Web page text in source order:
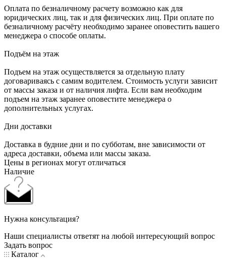
Оплата по безналичному расчету возможно как для
юридических лиц, так и для физических лиц. При оплате по
безналичному расчёту необходимо заранее оповестить вашего
менеджера о способе оплаты.
Подъём на этаж
Подъем на этаж осуществляется за отдельную плату
договариваясь с самим водителем. Стоимость услуги зависит
от массы заказа и от наличия лифта. Если вам необходим
подъем на этаж заранее оповестите менеджера о
дополнительных услугах.
Дни доставки
Доставка в будние дни и по субботам, вне зависимости от
адреса доставки, объема или массы заказа.
Цены в регионах могут отличаться
Наличие
Нужна консультация?
Наши специалисты ответят на любой интересующий вопрос
Задать вопрос
Каталог